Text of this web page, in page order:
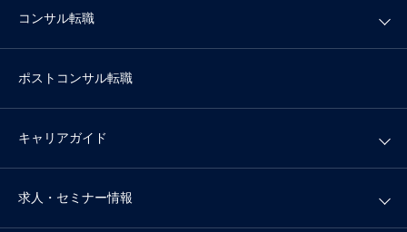
コンサル転職
ポストコンサル転職
キャリアガイド
求人・セミナー情報